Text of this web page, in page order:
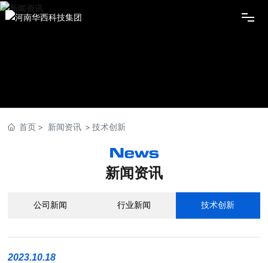
新闻资讯
首页 新闻资讯 技术创新
News
新闻资讯
公司新闻 行业新闻 技术创新
2023.10.18